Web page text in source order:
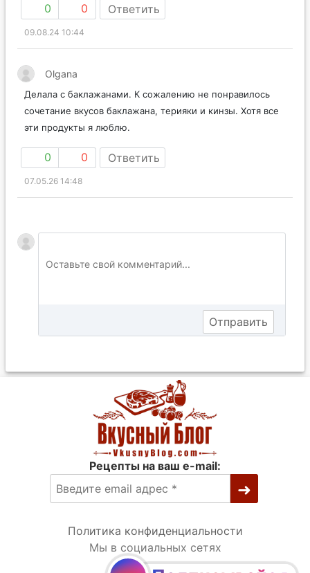
0 0 Ответить
09.08.24 10:44
Olgana
Делала с баклажанами. К сожалению не понравилось
сочетание вкусов баклажана, терияки и кинзы. Хотя все
эти продукты я люблю.
0 0 Ответить
07.05.26 14:48
Рецепты на ваш e-mail:
Политика конфиденциальности
Мы в социальных сетях